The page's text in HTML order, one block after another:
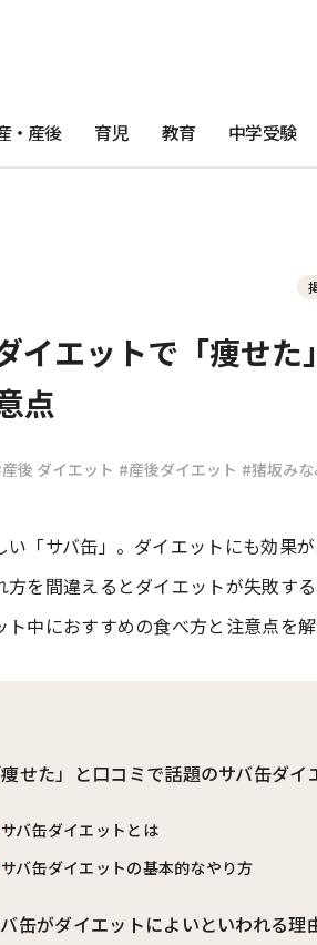
・産後 育児 教育 中学受験
イエットで「痩せ
点
後 ダイエット #産後ダイエット #猪坂み
い「サバ缶」。ダイエットにも効果
方を間違えるとダイエットが失敗す
中におすすめの食べ方と注意点を解
痩せた」と口コミで話題のサバ缶ダイ
サバ缶ダイエットとは
サバ缶ダイエットの基本的なやり方
缶がダイエットによいといわれる理